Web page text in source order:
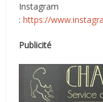
Instagram
:https://
Publicité